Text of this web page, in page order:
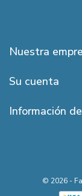
Nuestra
Su cuenta
Información
© 2026 -